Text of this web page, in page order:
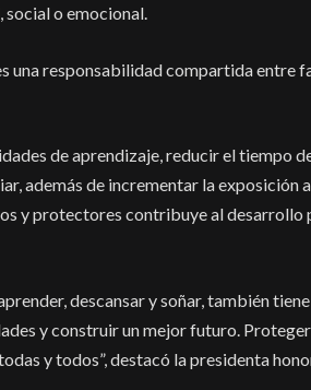
social o emocional.
una responsabilidad compartida entre
de aprendizaje, reducir el tiempo
además de incrementar la exposición
y protectores contribuye al desarrollo
descansar y soñar, también
y construir un mejor futuro.
y todos”, destacó la presidenta